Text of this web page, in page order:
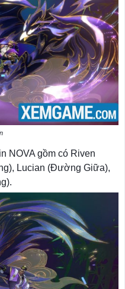
NOVA gồm có Riven
Lucian (Đường Giữa),